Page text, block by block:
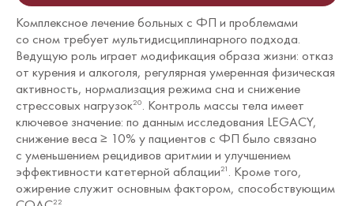
Комплексное лечение больных с ФП и проблемами
со сном требует мультидисциплинарного подхода.
Ведущую роль играет модификация образа жизни: отказ
от курения и алкоголя, регулярная умеренная физическая
активность, нормализация режима сна и снижение
стрессовых нагрузок20. Контроль массы тела имеет
ключевое значение: по данным исследования LEGACY,
снижение веса ≥ 10% у пациентов с ФП было связано
с уменьшением рецидивов аритмии и улучшением
эффективности катетерной аблации21 . Кроме того,
ожирение служит основным фактором, способствующим
22